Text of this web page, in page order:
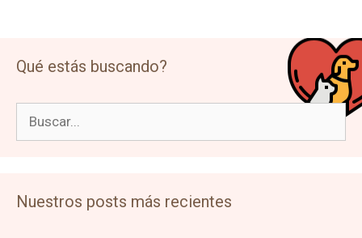
Qué estás buscando?
Nuestros posts más recientes